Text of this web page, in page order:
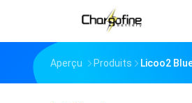
Aperçu Produits Licoo2